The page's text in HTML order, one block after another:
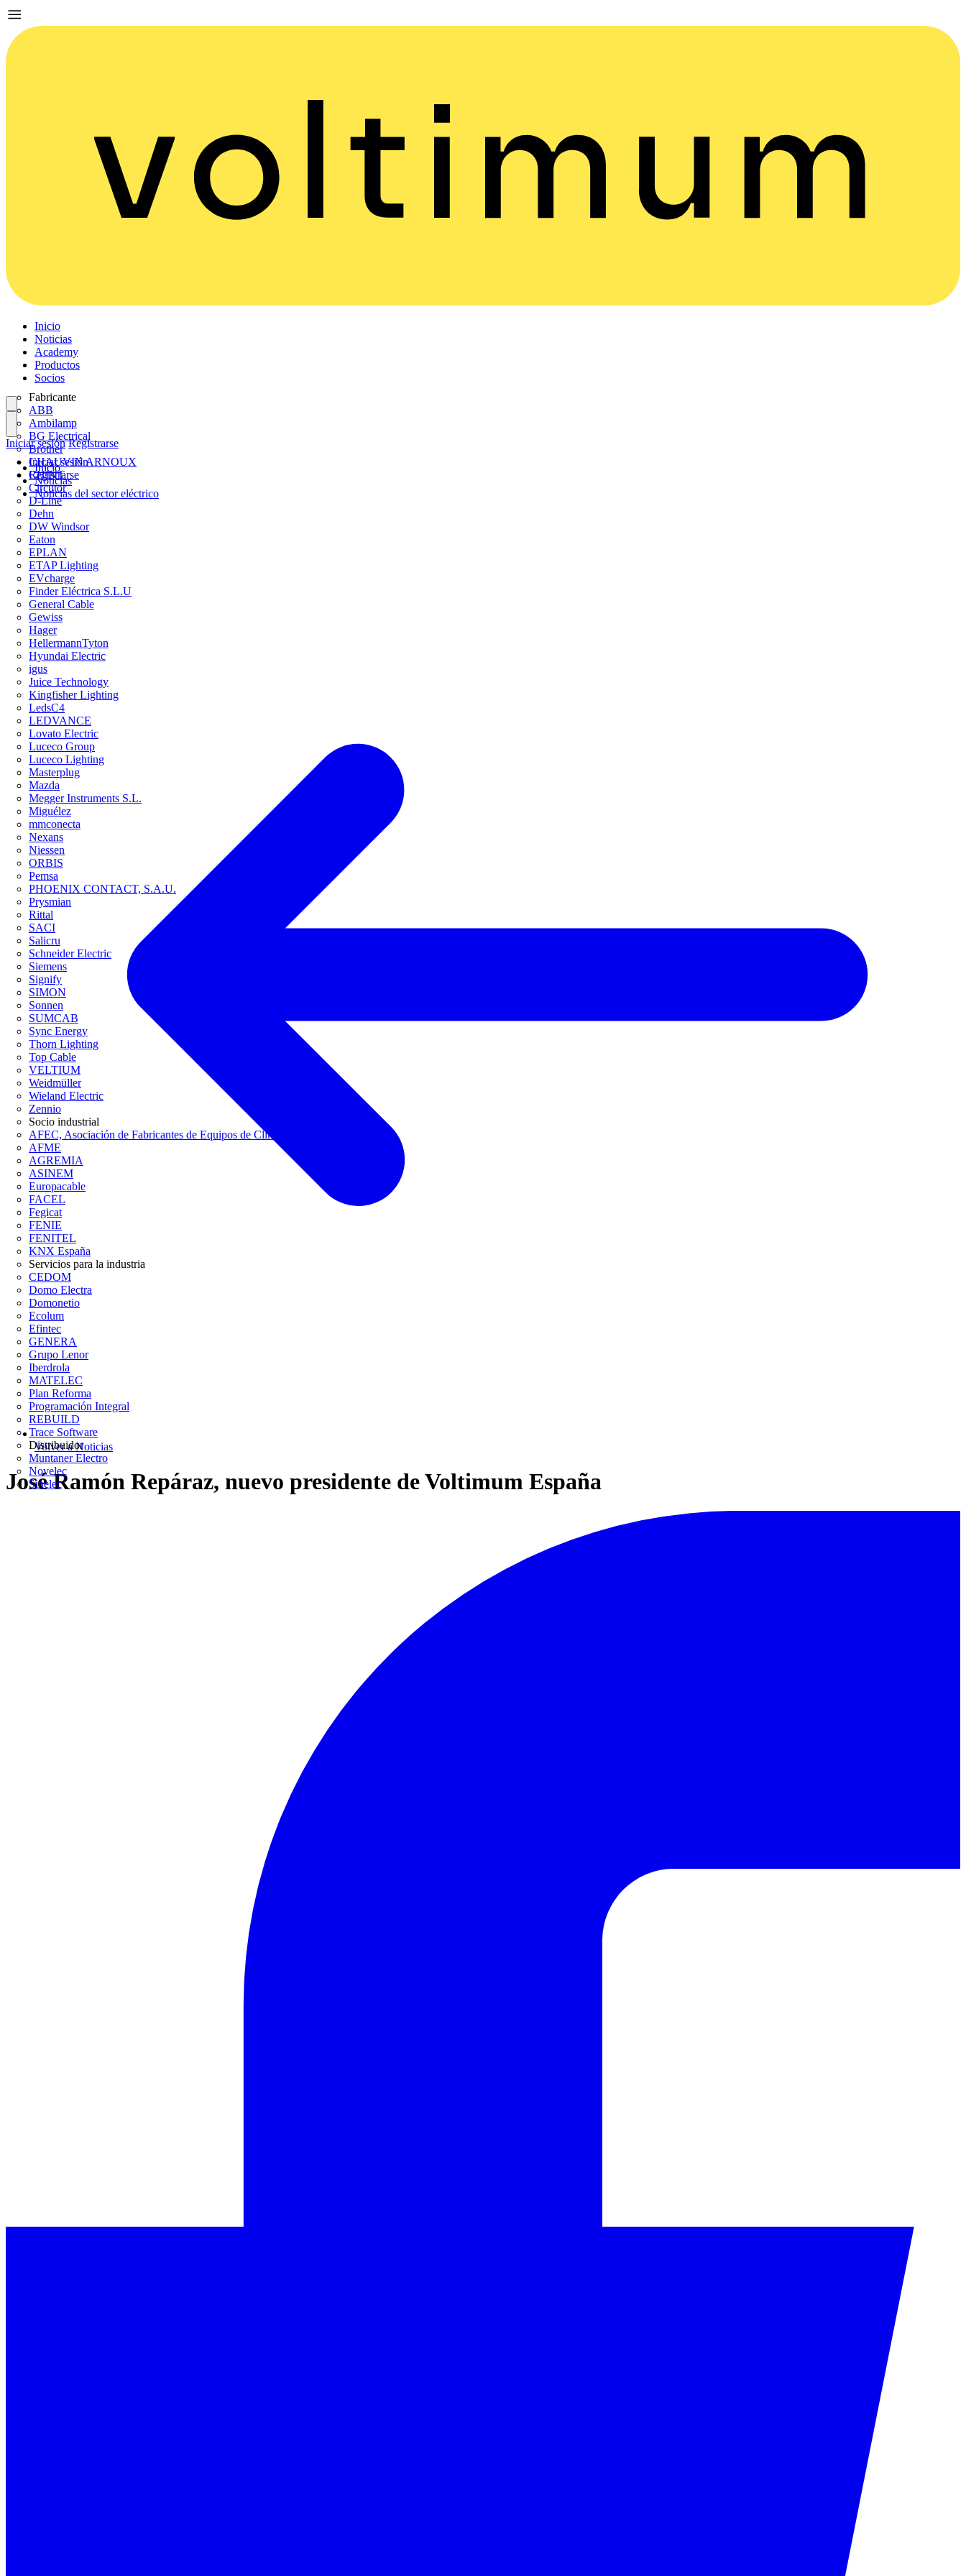
Inicio
Noticias
Academy
Productos
Socios
Fabricante
ABB
Ambilamp
BG Electrical
Brother
CHAUVIN ARNOUX
CHINT
Circutor
D-Line
Dehn
DW Windsor
Eaton
EPLAN
ETAP Lighting
EVcharge
Finder Eléctrica S.L.U
General Cable
Gewiss
Hager
HellermannTyton
Hyundai Electric
igus
Juice Technology
Kingfisher Lighting
LedsC4
LEDVANCE
Lovato Electric
Luceco Group
Luceco Lighting
Masterplug
Mazda
Megger Instruments S.L.
Miguélez
mmconecta
Nexans
Niessen
ORBIS
Pemsa
PHOENIX CONTACT, S.A.U.
Prysmian
Rittal
SACI
Salicru
Schneider Electric
Siemens
Signify
SIMON
Sonnen
SUMCAB
Sync Energy
Thorn Lighting
Top Cable
VELTIUM
Weidmüller
Wieland Electric
Zennio
Socio industrial
AFEC, Asociación de Fabricantes de Equipos de Climatización
AFME
AGREMIA
ASINEM
Europacable
FACEL
Fegicat
FENIE
FENITEL
KNX España
Servicios para la industria
CEDOM
Domo Electra
Domonetio
Ecolum
Efintec
GENERA
Grupo Lenor
Iberdrola
MATELEC
Plan Reforma
Programación Integral
REBUILD
Trace Software
Distribuidor
Muntaner Electro
Novelec
Sinelec
Iniciar sesión
Registrarse
Iniciar sesión Registrarse
Inicio
Noticias
Noticias del sector eléctrico
Volver a Noticias
José Ramón Repáraz, nuevo presidente de Voltimum España